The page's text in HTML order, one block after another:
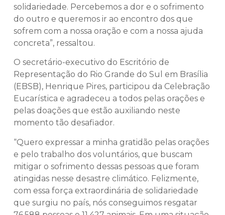
solidariedade. Percebemos a dor e o sofrimento
do outro e queremos ir ao encontro dos que
sofrem com a nossa oração e com a nossa ajuda
concreta”, ressaltou.
O secretário-executivo do Escritório de
Representação do Rio Grande do Sul em Brasília
(EBSB), Henrique Pires, participou da Celebração
Eucarística e agradeceu a todos pelas orações e
pelas doações que estão auxiliando neste
momento tão desafiador.
“Quero expressar a minha gratidão pelas orações
e pelo trabalho dos voluntários, que buscam
mitigar o sofrimento dessas pessoas que foram
atingidas nesse desastre climático. Felizmente,
com essa força extraordinária de solidariedade
que surgiu no país, nós conseguimos resgatar